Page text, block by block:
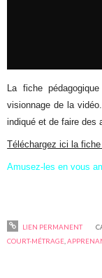
La fiche
visionnage de la
indiqué et de faire des
Téléchargez ici la
Amusez-les en vous
LIEN PERMANENT
COURT-MÉTRAGE ,